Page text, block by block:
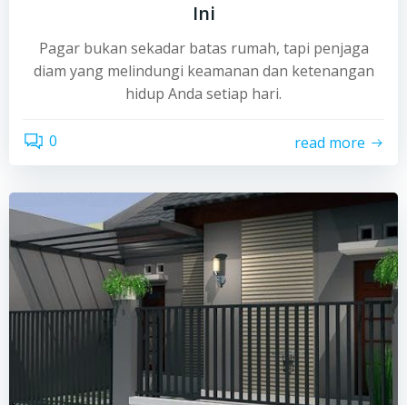
Ini
Pagar bukan sekadar batas rumah, tapi penjaga
diam yang melindungi keamanan dan ketenangan
hidup Anda setiap hari.
0 read more